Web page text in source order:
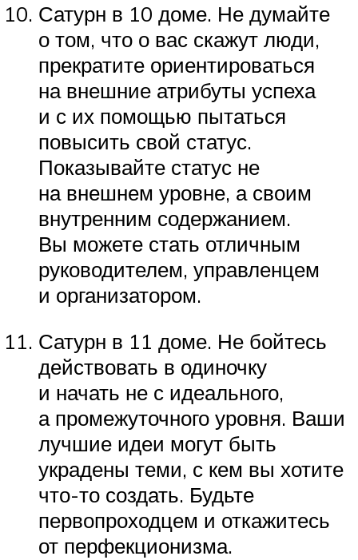
Сатурн в 10 доме. Не думайте
о том, что о вас скажут люди,
прекратите ориентироваться
на внешние атрибуты успеха
и с их помощью пытаться
повысить свой статус.
Показывайте статус не
на внешнем уровне, а своим
внутренним содержанием.
Вы можете стать отличным
руководителем, управленцем
и организатором.
Сатурн в 11 доме. Не бойтесь
действовать в одиночку
и начать не с идеального,
а промежуточного уровня. Ваши
лучшие идеи могут быть
украдены теми, с кем вы хотите
что-то создать. Будьте
первопроходцем и откажитесь
от перфекционизма.